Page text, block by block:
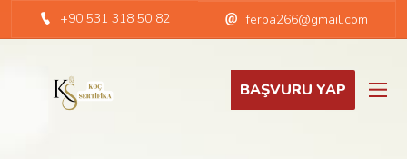
+90 531 318 50 82 ferba266@gmail.com
BAŞVURU YAP